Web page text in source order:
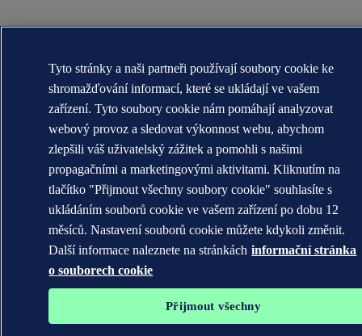
Tyto stránky a naši partneři používají soubory cookie ke
shromažďování informací, které se ukládají ve vašem
zařízení. Tyto soubory cookie nám pomáhají analyzovat
webový provoz a sledovat výkonnost webu, abychom
zlepšili váš uživatelský zážitek a pomohli s našimi
propagačními a marketingovými aktivitami. Kliknutím na
tlačítko "Přijmout všechny soubory cookie" souhlasíte s
ukládáním souborů cookie ve vašem zařízení po dobu 12
měsíců. Nastavení souborů cookie můžete kdykoli změnit.
Další informace naleznete na stránkách informační stránka
o souborech cookie
Přijmout všechny